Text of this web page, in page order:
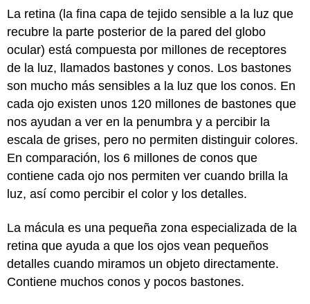
La retina (la fina capa de tejido sensible a la luz que
recubre la parte posterior de la pared del globo
ocular) está compuesta por millones de receptores
de la luz, llamados bastones y conos. Los bastones
son mucho más sensibles a la luz que los conos. En
cada ojo existen unos 120 millones de bastones que
nos ayudan a ver en la penumbra y a percibir la
escala de grises, pero no permiten distinguir colores.
En comparación, los 6 millones de conos que
contiene cada ojo nos permiten ver cuando brilla la
luz, así como percibir el color y los detalles.
La mácula es una pequeña zona especializada de la
retina que ayuda a que los ojos vean pequeños
detalles cuando miramos un objeto directamente.
Contiene muchos conos y pocos bastones.